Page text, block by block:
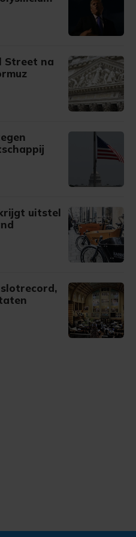
Street na
uitstel